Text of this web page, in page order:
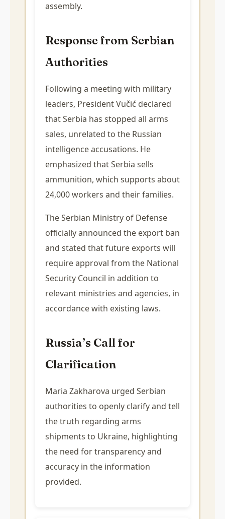
assembly.
Response from Serbian
Authorities
Following a meeting with military
leaders, President Vučić declared
that Serbia has stopped all arms
sales, unrelated to the Russian
intelligence accusations. He
emphasized that Serbia sells
ammunition, which supports about
24,000 workers and their families.
The Serbian Ministry of Defense
officially announced the export ban
and stated that future exports will
require approval from the National
Security Council in addition to
relevant ministries and agencies, in
accordance with existing laws.
Russia’s Call for
Clarification
Maria Zakharova urged Serbian
authorities to openly clarify and tell
the truth regarding arms
shipments to Ukraine, highlighting
the need for transparency and
accuracy in the information
provided.